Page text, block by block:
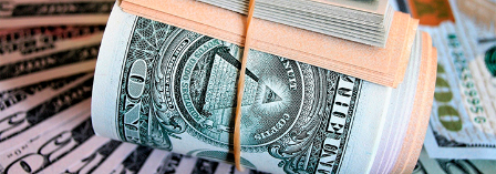
Лишний повод задуматься об экологии